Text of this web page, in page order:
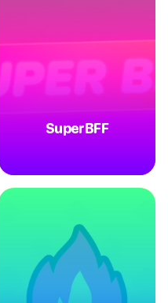
SuperBFF